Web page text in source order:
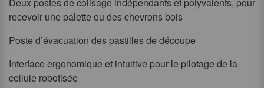
recevoir une palette ou des chevrons bois
Poste d’évacuation des pastilles de découpe
Interface ergonomique et intuitive pour le pilotage de la
cellule robotisée